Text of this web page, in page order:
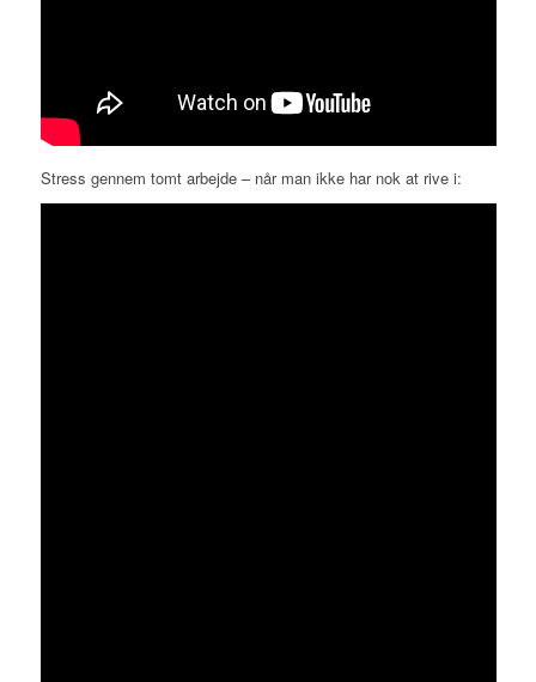
Stress gennem tomt arbejde – når man ikke har nok at rive i: